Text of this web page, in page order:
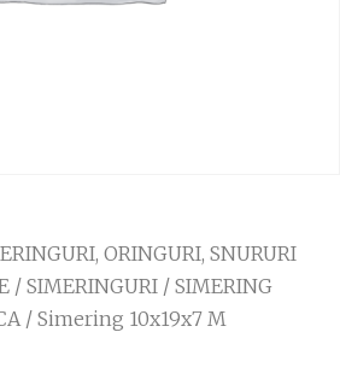
ORINGURI, SNURURI
/ SIMERINGURI / SIMERING
/ Simering 10x19x7 M